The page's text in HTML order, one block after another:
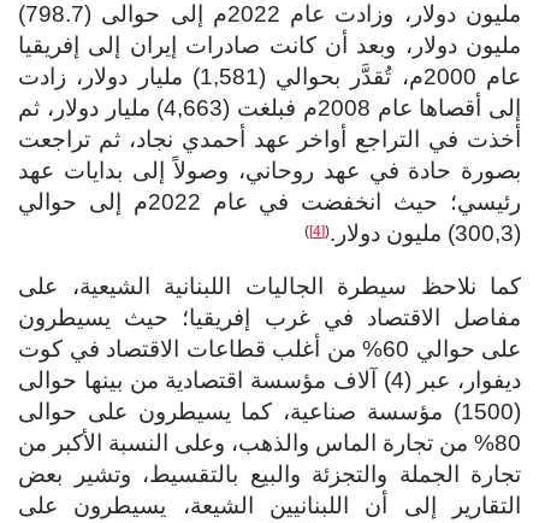
مليون دولار، وزادت عام 2022م إلى حوالى (798.7)
مليون دولار، وبعد أن كانت صادرات إيران إلى إفريقيا
عام 2000م، تُقدَّر بحوالي (1,581) مليار دولار، زادت
إلى أقصاها عام 2008م فبلغت (4,663) مليار دولار، ثم
أخذت في التراجع أواخر عهد أحمدي نجاد، ثم تراجعت
بصورة حادة في عهد روحاني، وصولاً إلى بدايات عهد
رئيسي؛ حيث انخفضت في عام 2022م إلى حوالي
(300,3) مليون دولار.
(
[4]
)
كما نلاحظ سيطرة الجاليات اللبنانية الشيعية، على
مفاصل الاقتصاد في غرب إفريقيا؛ حيث يسيطرون
على حوالي 60% من أغلب قطاعات الاقتصاد في كوت
ديفوار، عبر (4) آلاف مؤسسة اقتصادية من بينها حوالى
(1500) مؤسسة صناعية، كما يسيطرون على حوالى
80% من تجارة الماس والذهب، وعلى النسبة الأكبر من
تجارة الجملة والتجزئة والبيع بالتقسيط، وتشير بعض
التقارير إلى أن اللبنانيين الشيعة، يسيطرون على